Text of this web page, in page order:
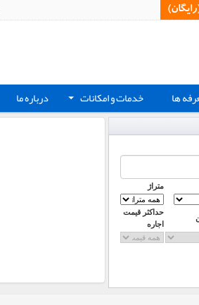
ها + خدمات و امکانات درباره ما
متراژ
حداکثر قیمت
اجاره